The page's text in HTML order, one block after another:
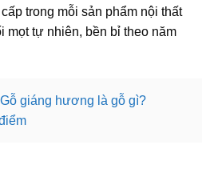
trong mỗi sản phẩm nội thất
mọt tự nhiên, bền bỉ theo năm
Gỗ giáng hương là gỗ gì?